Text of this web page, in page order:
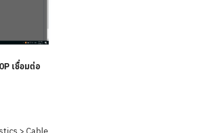
เชื่อมต่อ